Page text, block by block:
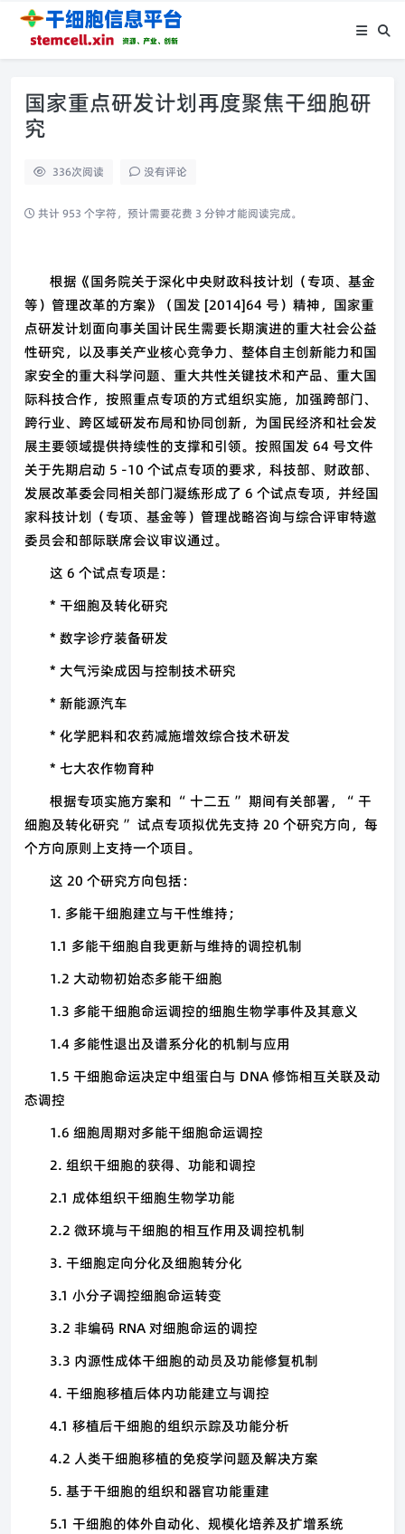
国家重点研发计划再度聚焦干细胞研
究
336次阅读 没有评论
共计 953 个字符，预计需要花费 3 分钟才能阅读完成。
根据《国务院关于深化中央财政科技计划（专项、基金
等）管理改革的方案》（国发 [2014]64 号）精神，国家重
点研发计划面向事关国计民生需要长期演进的重大社会公益
性研究，以及事关产业核心竞争力、整体自主创新能力和国
家安全的重大科学问题、重大共性关键技术和产品、重大国
际科技合作，按照重点专项的方式组织实施，加强跨部门、
跨行业、跨区域研发布局和协同创新，为国民经济和社会发
展主要领域提供持续性的支撑和引领。按照国发 64 号文件
关于先期启动 5 -10 个试点专项的要求，科技部、财政部、
发展改革委会同相关部门凝练形成了 6 个试点专项，并经国
家科技计划（专项、基金等）管理战略咨询与综合评审特邀
委员会和部际联席会议审议通过。
这 6 个试点专项是：
* 干细胞及转化研究
* 数字诊疗装备研发
* 大气污染成因与控制技术研究
* 新能源汽车
* 化学肥料和农药减施增效综合技术研发
* 七大农作物育种
根据专项实施方案和 “ 十二五 ” 期间有关部署，“ 干
细胞及转化研究 ” 试点专项拟优先支持 20 个研究方向，每
个方向原则上支持一个项目。
这 20 个研究方向包括：
1. 多能干细胞建立与干性维持；
1.1 多能干细胞自我更新与维持的调控机制
1.2 大动物初始态多能干细胞
1.3 多能干细胞命运调控的细胞生物学事件及其意义
1.4 多能性退出及谱系分化的机制与应用
1.5 干细胞命运决定中组蛋白与 DNA 修饰相互关联及动
态调控
1.6 细胞周期对多能干细胞命运调控
2. 组织干细胞的获得、功能和调控
2.1 成体组织干细胞生物学功能
2.2 微环境与干细胞的相互作用及调控机制
3. 干细胞定向分化及细胞转分化
3.1 小分子调控细胞命运转变
3.2 非编码 RNA 对细胞命运的调控
3.3 内源性成体干细胞的动员及功能修复机制
4. 干细胞移植后体内功能建立与调控
4.1 移植后干细胞的组织示踪及功能分析
4.2 人类干细胞移植的免疫学问题及解决方案
5. 基于干细胞的组织和器官功能重建
5.1 干细胞的体外自动化、规模化培养及扩增系统